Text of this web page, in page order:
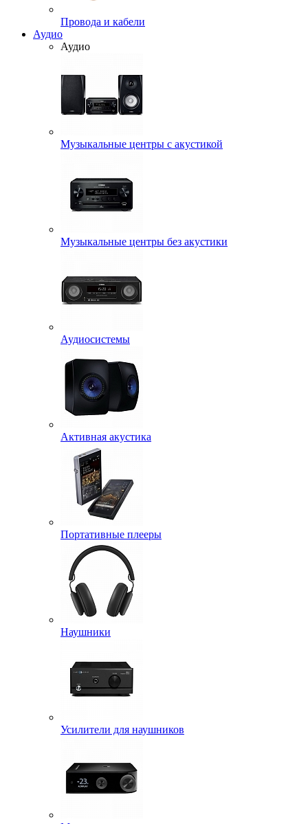
Провода и кабели
Аудио
Аудио
Музыкальные центры с акустикой
Музыкальные центры без акустики
Аудиосистемы
Активная акустика
Портативные плееры
Наушники
Усилители для наушников